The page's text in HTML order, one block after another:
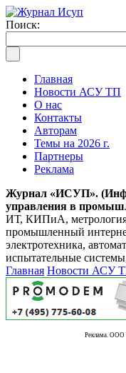
Поиск:
Главная
Новости АСУ ТП
О нас
Контакты
Авторам
Темы на 2026 г.
Партнеры
Реклама
Журнал «ИСУП».
управления в
ИТ, КИПиА,
промышленный
электротехника,
испытательные
Главная Новости АСУ
Реклама.